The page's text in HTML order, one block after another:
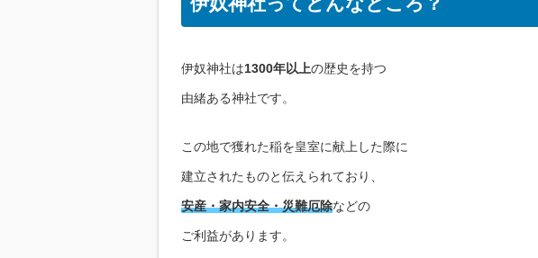
伊奴神社は1300年以上の歴史を持つ
由緒ある神社です。
この地で獲れた稲を皇室に献上した際に
建立されたものと伝えられており、
安産・家内安全・災難厄除などの
ご利益があります。